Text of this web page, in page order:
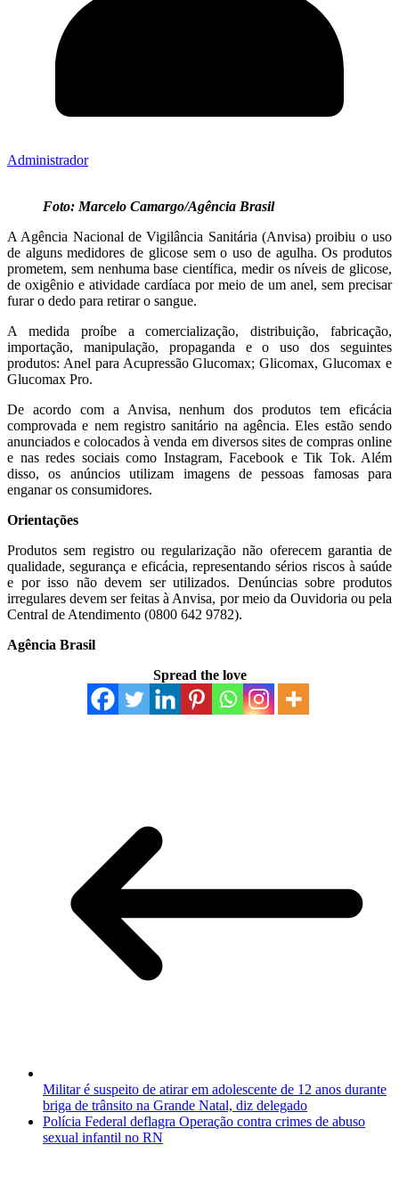
Administrador
Foto: Marcelo Camargo/Agência Brasil
A Agência Nacional de Vigilância Sanitária (Anvisa) proibiu o uso
de alguns medidores de glicose sem o uso de agulha. Os produtos
prometem, sem nenhuma base científica, medir os níveis de glicose,
de oxigênio e atividade cardíaca por meio de um anel, sem precisar
furar o dedo para retirar o sangue.
A medida proíbe a comercialização, distribuição, fabricação,
importação, manipulação, propaganda e o uso dos seguintes
produtos: Anel para Acupressão Glucomax; Glicomax, Glucomax e
Glucomax Pro.
De acordo com a Anvisa, nenhum dos produtos tem eficácia
comprovada e nem registro sanitário na agência. Eles estão sendo
anunciados e colocados à venda em diversos sites de compras online
e nas redes sociais como Instagram, Facebook e Tik Tok. Além
disso, os anúncios utilizam imagens de pessoas famosas para
enganar os consumidores.
Orientações
Produtos sem registro ou regularização não oferecem garantia de
qualidade, segurança e eficácia, representando sérios riscos à saúde
e por isso não devem ser utilizados. Denúncias sobre produtos
irregulares devem ser feitas à Anvisa, por meio da Ouvidoria ou pela
Central de Atendimento (0800 642 9782).
Agência Brasil
Spread the love
Militar é suspeito de atirar em adolescente de 12 anos durante
briga de trânsito na Grande Natal, diz delegado
Polícia Federal deflagra Operação contra crimes de abuso
sexual infantil no RN